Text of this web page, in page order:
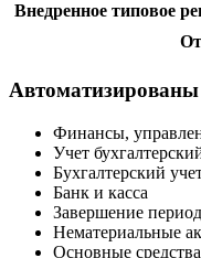
Внедренное типовое
Финансы,
Учет
Бухгалтерский
Банк и касса
Завершение
Нематериальные
Основные средства